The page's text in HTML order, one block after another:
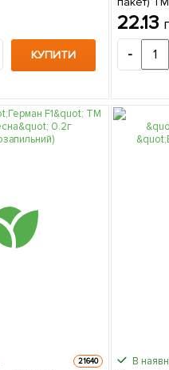
КУПИТИ
22.13
-
21640 В